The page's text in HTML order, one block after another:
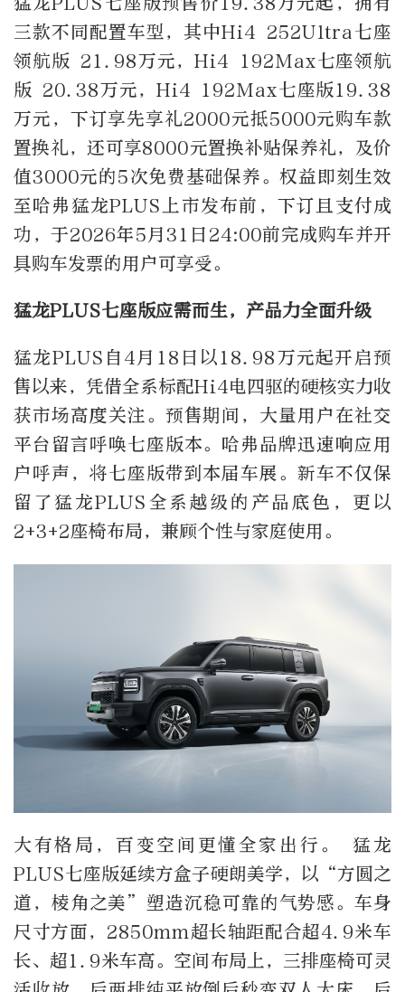
三款不同配置车型，其中Hi4 252Ultra七座
领航版 21.98万元，Hi4 192Max七座领航
版 20.38万元，Hi4 192Max七座版19.38
万元，下订享先享礼2000元抵5000元购车款
置换礼，还可享8000元置换补贴保养礼，及价
值3000元的5次免费基础保养。权益即刻生效
至哈弗猛龙PLUS上市发布前，下订且支付成
功，于2026年5月31日24:00前完成购车并开
具购车发票的用户可享受。
猛龙PLUS七座版应需而生，产品力全面升级
猛龙PLUS自4月18日以18.98万元起开启预
售以来，凭借全系标配Hi4电四驱的硬核实力收
获市场高度关注。预售期间，大量用户在社交
平台留言呼唤七座版本。哈弗品牌迅速响应用
户呼声，将七座版带到本届车展。新车不仅保
留了猛龙PLUS全系越级的产品底色，更以
2+3+2座椅布局，兼顾个性与家庭使用。
大有格局，百变空间更懂全家出行。 猛龙
PLUS七座版延续方盒子硬朗美学，以“方圆之
道，棱角之美”塑造沉稳可靠的气势感。车身
尺寸方面，2850mm超长轴距配合超4.9米车
长、超1.9米车高。空间布局上，三排座椅可灵